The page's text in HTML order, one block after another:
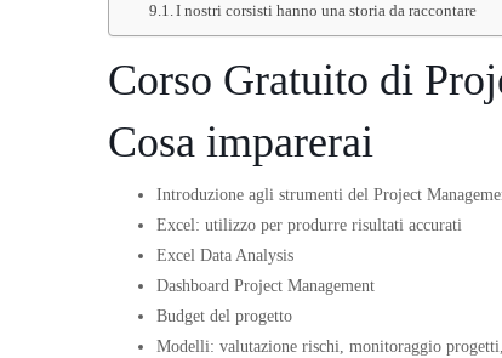
I nostri corsisti hanno una storia da raccontare
Corso Gratuito di
Cosa imparerai
Introduzione agli strumenti del Project
Excel: utilizzo per produrre risultati accurati
Excel Data Analysis
Dashboard Project Management
Budget del progetto
Modelli: valutazione rischi, monitoraggio